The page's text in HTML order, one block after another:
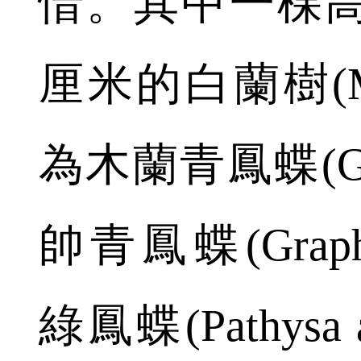
厘米的白蘭樹
為木蘭青鳳蝶
帥青鳳蝶
綠鳳蝶